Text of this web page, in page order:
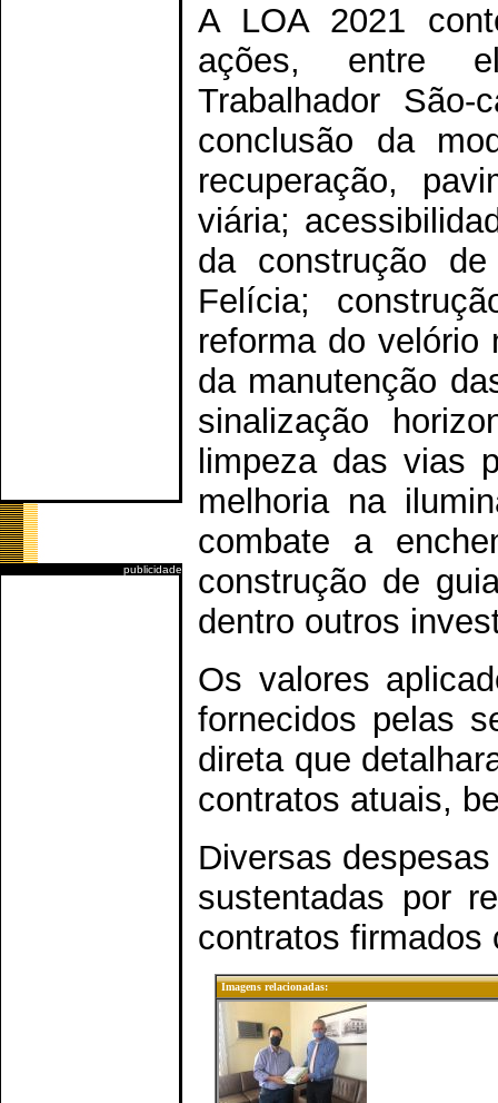
publicidade
A LOA 2021
ações, entre
Trabalhador
conclusão da
recuperação,
viária;
da construção
Felícia;
reforma do
da manutenção
sinalização
limpeza das vias
melhoria na
combate a
construção de
dentro outros
Os valores
fornecidos pelas
direta que
contratos atuais,
Diversas
sustentadas por
contratos firmados
Imagens relacionadas: